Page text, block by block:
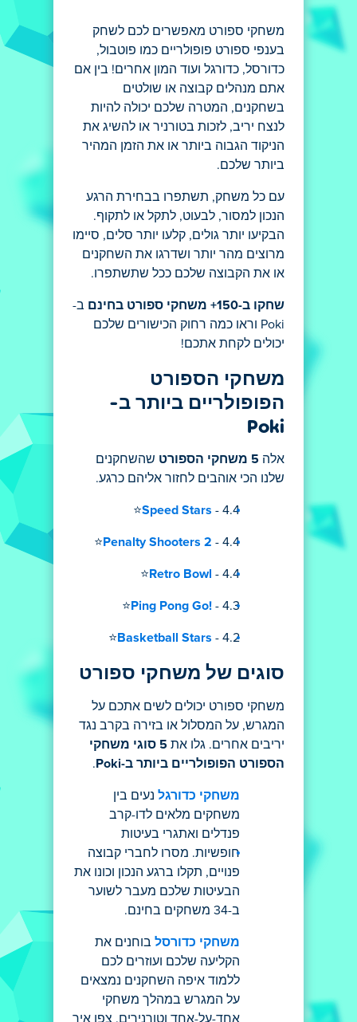
משחקי ספורט מאפשרים לכם לשחק
בענפי ספורט פופולריים כמו פוטבול,
כדורסל, כדורגל ועוד המון אחרים! בין אם
אתם מנהלים קבוצה או שולטים
בשחקנים, המטרה שלכם יכולה להיות
לנצח יריב, לזכות בטורניר או להשיג את
הניקוד הגבוה ביותר או את הזמן המהיר
ביותר שלכם.
עם כל משחק, תשתפרו בבחירת הרגע
הנכון למסור, לבעוט, לתקל או לתקוף.
הבקיעו יותר גולים, קלעו יותר סלים, סיימו
מרוצים מהר יותר ושדרגו את השחקנים
או את הקבוצה שלכם ככל שתשתפרו.
שחקו ב-150+ משחקי ספורט בחינם
ב-
Poki וראו כמה רחוק הכישורים שלכם
יכולים לקחת אתכם!
משחקי הספורט
הפופולריים ביותר ב-
Poki
אלה 5 משחקי הספורט
שהשחקנים
שלנו הכי אוהבים לחזור אליהם כרגע.
Speed Stars - 4.4⭐
Penalty Shooters 2 - 4.4⭐
Retro Bowl - 4.4⭐
Ping Pong Go! - 4.3⭐
Basketball Stars - 4.2⭐
סוגים של משחקי ספורט
משחקי ספורט יכולים לשים אתכם על
המגרש, על המסלול או בזירה בקרב נגד
יריבים אחרים. גלו את
5 סוגי משחקי
הספורט הפופולריים ביותר ב-Poki
.
משחקי כדורגל נעים בין
משחקים מלאים לדו-קרב
פנדלים ואתגרי בעיטות
חופשיות. מסרו לחברי קבוצה
פנויים, תקלו ברגע הנכון וכונו את
הבעיטות שלכם מעבר לשוער
ב-34 משחקים בחינם.
משחקי כדורסל בוחנים את
הקליעה שלכם ועוזרים לכם
ללמוד איפה השחקנים נמצאים
על המגרש במהלך משחקי
אחד-על-אחד וטורנירים. צפו איך